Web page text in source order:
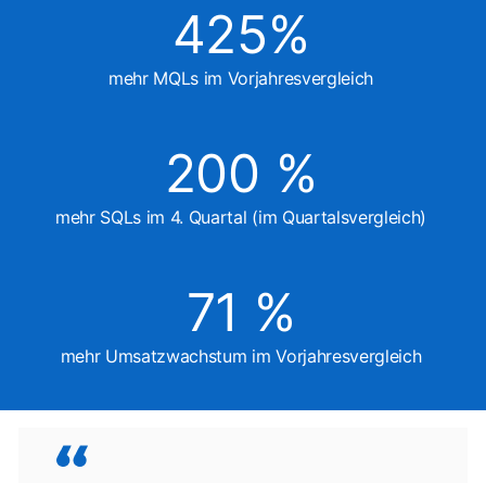
425%
mehr MQLs im Vorjahresvergleich
200 %
mehr SQLs im 4. Quartal (im Quartalsvergleich)
71 %
mehr Umsatzwachstum im Vorjahresvergleich